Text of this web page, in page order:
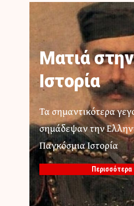
Ματιά στην
Ιστορία
Τα σημαντικότερα
σημάδεψαν την
Παγκόσμια Ιστορία
Περισσότερα